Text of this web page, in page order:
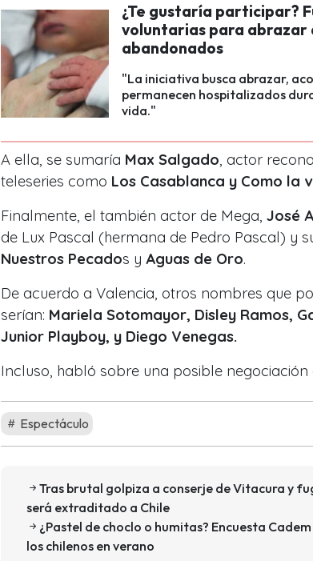
¿Te gustaría participar?
voluntarias para abrazar
abandonados
"La iniciativa busca abrazar,
permanecen hospitalizados
vida."
A ella, se sumaría Max Salgado , actor
teleseries como Los Casablanca y Como la
Finalmente, el también actor de Mega, José
de Lux Pascal (hermana de Pedro Pascal) y
Nuestros Pecados y Aguas de Oro.
De acuerdo a Valencia, otros nombres que
serían: Mariela Sotomayor, Disley Ramos,
Junior Playboy, y Diego Venegas.
Incluso, habló sobre una posible negociación
Espectáculo
Tras brutal golpiza a conserje de Vitacura y
será extraditado a Chile
¿Pastel de choclo o humitas? Encuesta
los chilenos en verano